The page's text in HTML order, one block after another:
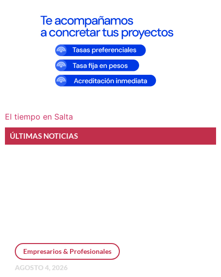
El tiempo en Salta
ÚLTIMAS NOTICIAS
Empresarios & Profesionales
AGOSTO 4, 2026